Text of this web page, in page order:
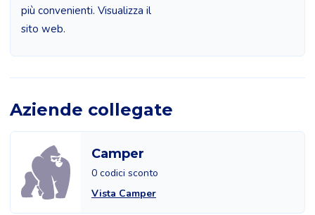
più convenienti. Visualizza il
sito web.
Aziende collegate
Camper
0 codici sconto
Vista Camper